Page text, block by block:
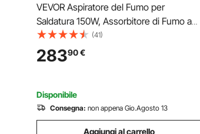
VEVOR Aspiratore del Fumo per
Saldatura 150W, Assorbitore di Fumo a
Saldare con Filtri a 3 Stadi, Estrattore di
Saldatura del Fumo per Stazione di
Saldatura, Depuratore per Saldatura
(41)
28390€
Disponibile
Consegna: non appena Gio.Agosto 13
Aggiungi al carrello